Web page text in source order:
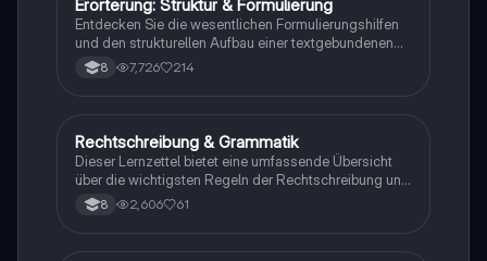
Deutsch
Erörterung: Struktur & Formulierung
Entdecken Sie die wesentlichen Formulierungshilfen
und den strukturellen Aufbau einer textgebundenen
Erörterung. Dieser Leitfaden bietet klare Anleitungen
für Einleitung, Hauptteil und Schluss, sowie Tipps zur
Schreibfähigkeiten verbessern möchten.
8 7,726 214
Deutsch
Rechtschreibung & Grammatik
Dieser Lernzettel bietet eine umfassende Übersicht
über die wichtigsten Regeln der Rechtschreibung und
Grammatik im Deutschen. Themen umfassen: Groß-
und Kleinschreibung, Getrennt- und
8 2,606 61